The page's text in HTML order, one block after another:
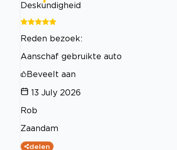
Deskundigheid
Reden bezoek:
Aanschaf gebruikte auto
Beveelt aan
13 July 2026
Rob
Zaandam
delen